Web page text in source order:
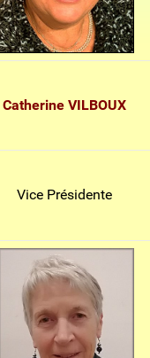
Catherine VILBOUX
Vice Présidente